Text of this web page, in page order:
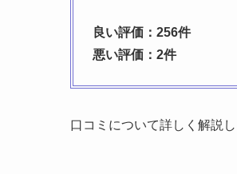
良い評価：256件
悪い評価：2件
口コミについて詳しく解説し